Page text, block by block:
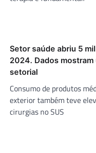
Setor saúde abriu 5
2024. Dados
setorial
Consumo de produtos
exterior também teve
cirurgias no SUS